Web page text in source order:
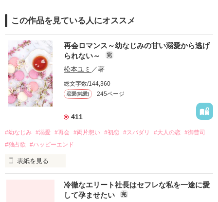
この作品を見ている人にオススメ
再会ロマンス～幼なじみの甘い溺愛から逃げ
られない～
完
松本ユミ ／著
総文字数/144,360
恋愛(純愛) 245ページ
411
#幼なじみ #溺愛 #再会 #両片想い #初恋 #スパダリ #大人の恋 #御曹司
#独占欲
#ハッピーエンド
表紙を見る
冷徹なエリート社長はセフレな私を一途に愛
して孕ませたい
完